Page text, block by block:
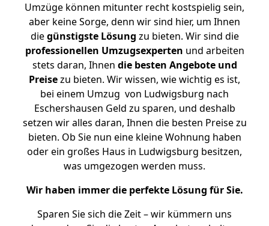
Umzüge können mitunter recht kostspielig sein,
aber keine Sorge, denn wir sind hier, um Ihnen
diegünstigste Lösung zu bieten. Wir sind die
professionellen Umzugsexperten und arbeiten
stets daran, Ihnen die besten Angebote und
Preisezu bieten. Wir wissen, wie wichtig es ist,
bei einem Umzug von Ludwigsburg nach
Eschershausen Geld zu sparen, und deshalb
setzen wir alles daran, Ihnen die besten Preise zu
bieten. Ob Sie nun eine kleine Wohnung haben
oder ein großes Haus in Ludwigsburg besitzen,
was umgezogen werden muss.
Wir haben immer die perfekte Lösung für Sie.
Sparen Sie sich die Zeit – wir kümmern uns